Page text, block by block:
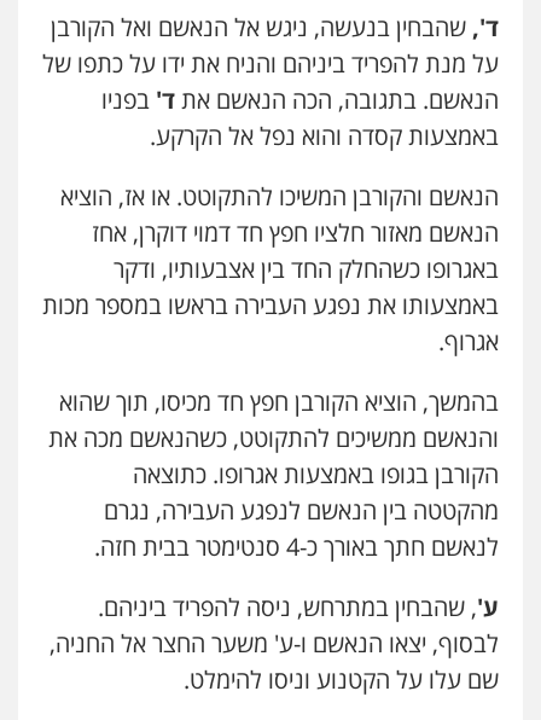
גיא זהבי משרד עורכי דין
פלילי משפחה
503456449
עו"ד איהאב ג'לג'ולי
פלילי מעצרים וחקירות עורכי דין לענייני
אסירים
0505216700
0522763105
עו"ד שלומי שרון
פלילי צבאי מעצרים וחקירות
0547342002
עו"ד אלון קריטי
פלילי כלכלי אלימות סמים מעצרים
0525544654
ד', שהבחין בנעשה, ניגש אל הנאשם ואל הקורבן
על מנת להפריד ביניהם והניח את ידו על כתפו של
הנאשם. בתגובה, הכה הנאשם אתד' בפניו
באמצעות קסדה והוא נפל אל הקרקע.
הנאשם והקורבן המשיכו להתקוטט. או אז, הוציא
הנאשם מאזור חלציו חפץ חד דמוי דוקרן, אחז
באגרופו כשהחלק החד בין אצבעותיו, ודקר
באמצעותו את נפגע העבירה בראשו במספר מכות
אגרוף.
בהמשך, הוציא הקורבן חפץ חד מכיסו, תוך שהוא
והנאשם ממשיכים להתקוטט, כשהנאשם מכה את
הקורבן בגופו באמצעות אגרופו. כתוצאה
מהקטטה בין הנאשם לנפגע העבירה, נגרם
לנאשם חתך באורך כ-4 סנטימטר בבית חזה.
ע', שהבחין במתרחש, ניסה להפריד ביניהם.
לבסוף, יצאו הנאשם ו-ע' משער החצר אל החניה,
שם עלו על הקטנוע וניסו להימלט.